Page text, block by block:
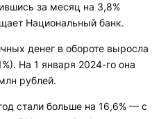
за месяц на 3,8%
Национальный банк.
денег в обороте выросла
На 1 января 2024-го она
рублей.
стали больше на 16,6% — с